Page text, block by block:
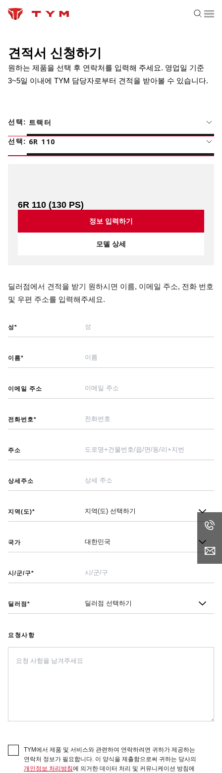
견적서 신청하기
원하는 제품을 선택 후 연락처를 입력해 주세요. 영업일 기준
3~5일 이내에 TYM 담당자로부터 견적을 받아볼 수 있습니다.
선택 : 트랙터
선택 : 6R 110
6R 110 (130 PS)
정보 입력하기
모델 상세
딜러점에서 견적을 받기 원하시면 이름, 이메일 주소, 전화 번호
및 우편 주소를 입력해주세요.
성*
이름*
이메일 주소
전화번호*
주소
상세주소
지역(도)*
국가
시/군/구*
딜러점*
요청사항
TYM에서 제품 및 서비스와 관련하여 연락하려면 귀하가 제공하는
연락처 정보가 필요합니다. 이 양식을 제출함으로써 귀하는 당사의
개인정보 처리방침에 의거한 데이터 처리 및 커뮤니케이션 방침에